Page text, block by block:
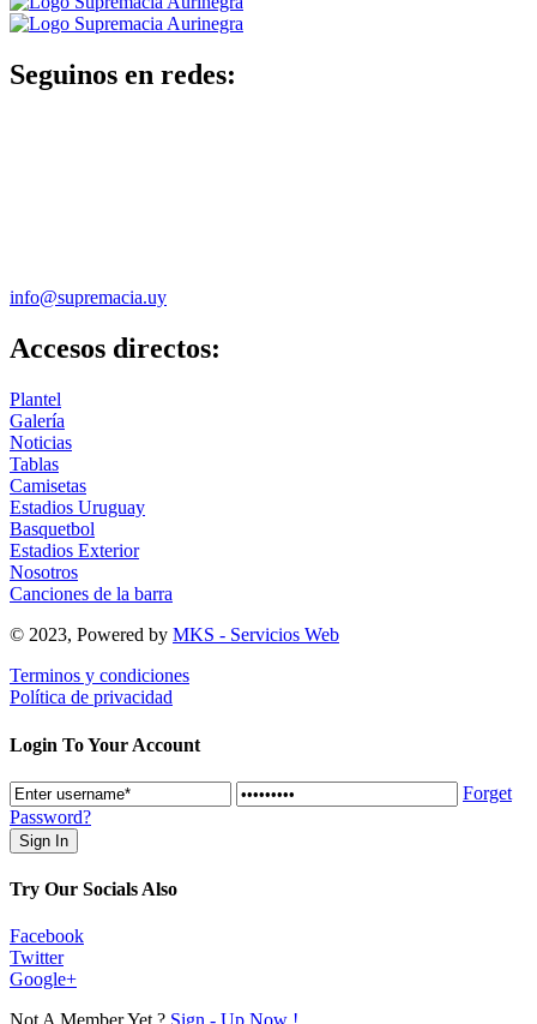
Seguinos en redes:
info@supremacia.uy
Accesos directos:
Plantel
Galería
Noticias
Tablas
Camisetas
Estadios Uruguay
Basquetbol
Estadios Exterior
Nosotros
Canciones de la barra
© 2023, Powered by MKS - Servicios Web
Terminos y condiciones
Política de privacidad
Login To Your Account
Forget
Password?
Try Our Socials Also
Facebook
Twitter
Google+